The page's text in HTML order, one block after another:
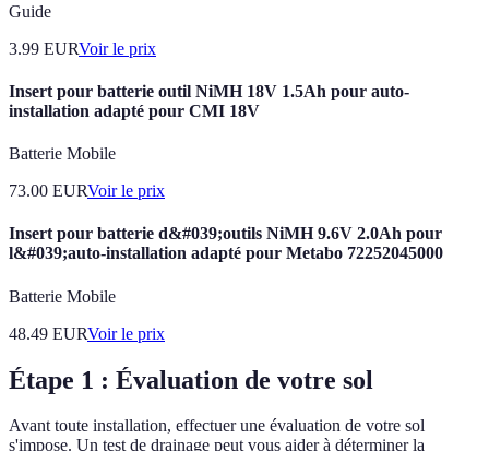
Guide
3.99 EURVoir le prix
Insert pour batterie outil NiMH 18V 1.5Ah pour auto-
installation adapté pour CMI 18V
Batterie Mobile
73.00 EURVoir le prix
Insert pour batterie d&#039;outils NiMH 9.6V 2.0Ah pour
l&#039;auto-installation adapté pour Metabo 72252045000
Batterie Mobile
48.49 EURVoir le prix
Étape 1 : Évaluation de votre sol
Avant toute installation, effectuer une évaluation de votre sol
s'impose. Un test de drainage peut vous aider à déterminer la